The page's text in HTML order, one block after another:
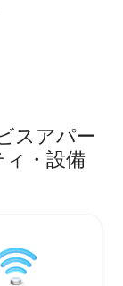
、5つ星中4.98つ
スアパー
・設備